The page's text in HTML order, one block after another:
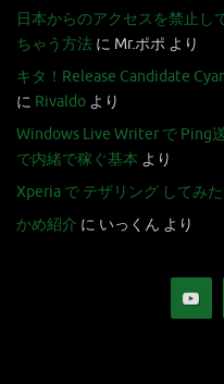
日本からのアクセスを禁止し
ちゃう方法 に Mr.ポポ より
キタ！Release Candidate
に Rivaldo より
Windows Live Writer で Ping
で内緒で稼ぐ基本 より
Xperia で テザリング してみた
かめ紹介 に いっくん より